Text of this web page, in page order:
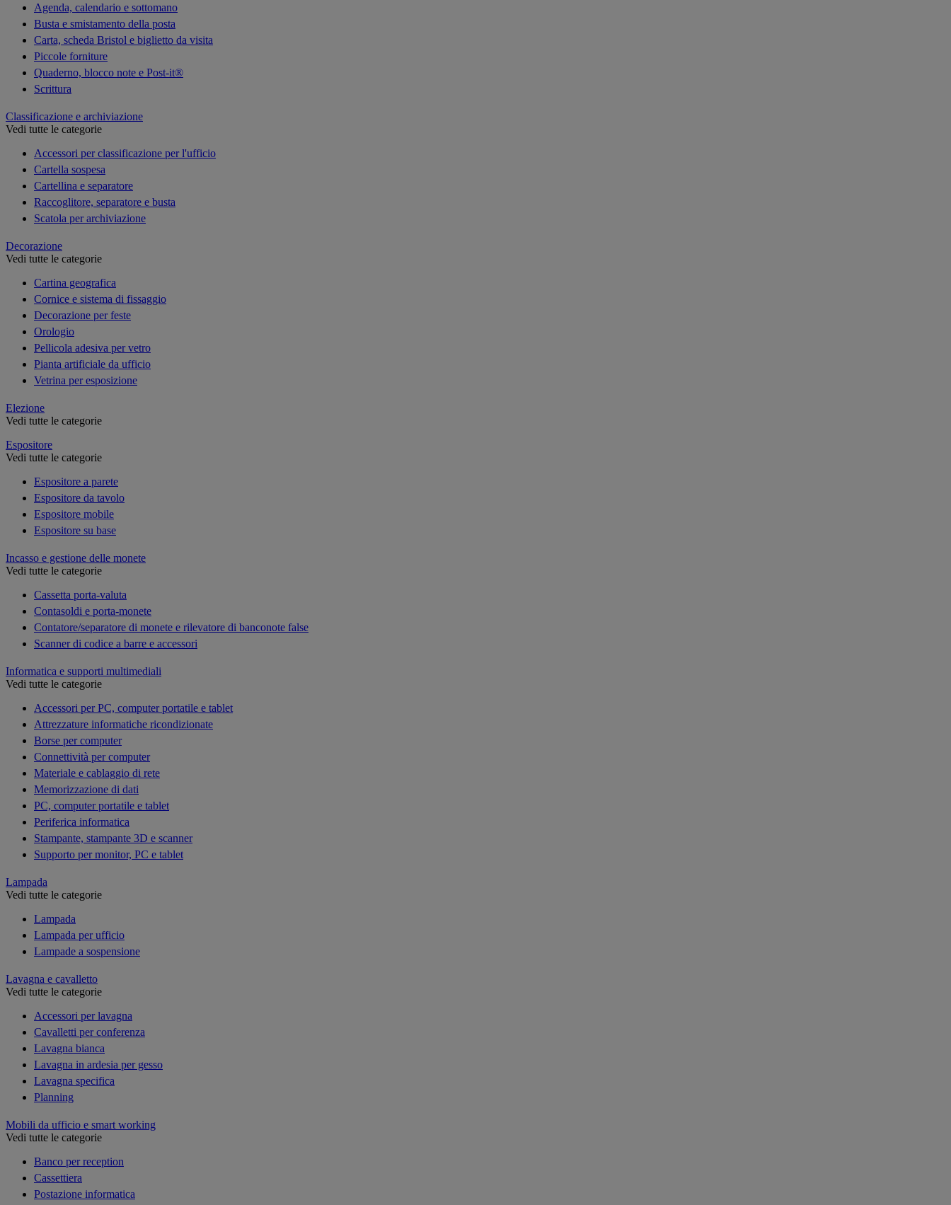
Agenda, calendario e sottomano
Busta e smistamento della posta
Carta, scheda Bristol e biglietto da visita
Piccole forniture
Quaderno, blocco note e Post-it®
Scrittura
Classificazione e archiviazione
Vedi tutte le categorie
Accessori per classificazione per l'ufficio
Cartella sospesa
Cartellina e separatore
Raccoglitore, separatore e busta
Scatola per archiviazione
Decorazione
Vedi tutte le categorie
Cartina geografica
Cornice e sistema di fissaggio
Decorazione per feste
Orologio
Pellicola adesiva per vetro
Pianta artificiale da ufficio
Vetrina per esposizione
Elezione
Vedi tutte le categorie
Espositore
Vedi tutte le categorie
Espositore a parete
Espositore da tavolo
Espositore mobile
Espositore su base
Incasso e gestione delle monete
Vedi tutte le categorie
Cassetta porta-valuta
Contasoldi e porta-monete
Contatore/separatore di monete e rilevatore di banconote false
Scanner di codice a barre e accessori
Informatica e supporti multimediali
Vedi tutte le categorie
Accessori per PC, computer portatile e tablet
Attrezzature informatiche ricondizionate
Borse per computer
Connettività per computer
Materiale e cablaggio di rete
Memorizzazione di dati
PC, computer portatile e tablet
Periferica informatica
Stampante, stampante 3D e scanner
Supporto per monitor, PC e tablet
Lampada
Vedi tutte le categorie
Lampada
Lampada per ufficio
Lampade a sospensione
Lavagna e cavalletto
Vedi tutte le categorie
Accessori per lavagna
Cavalletti per conferenza
Lavagna bianca
Lavagna in ardesia per gesso
Lavagna specifica
Planning
Mobili da ufficio e smart working
Vedi tutte le categorie
Banco per reception
Cassettiera
Postazione informatica